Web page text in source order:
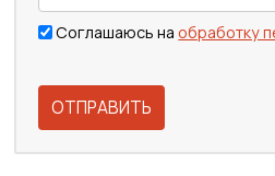
Соглашаюсь наобработку
ОТПРАВИТЬ